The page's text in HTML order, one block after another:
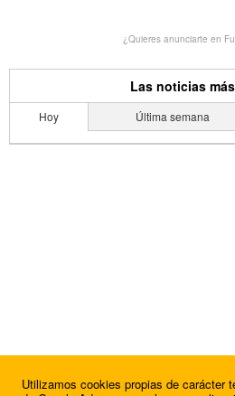
¿Quieres anunciarte en
Las noticias
Hoy Última semana
Utilizamos cookies propias de carácter